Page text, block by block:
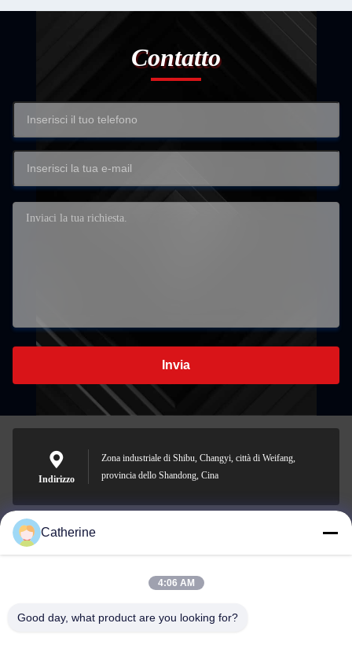
Contatto
Invia
Indirizzo
Zona industriale di Shibu, Changyi, città di Weifang,
provincia dello Shandong, Cina
padraic@huayumachine.cn
Catherine
4:06 AM
Good day, what product are you looking for?